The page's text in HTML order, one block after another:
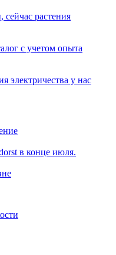
сейчас растения
с учетом опыта
электричества у нас
в конце июля.